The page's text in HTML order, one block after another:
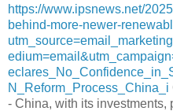
https://www.ipsnews.net/
behind-more-newer-
N_Reform_Process_China_i
- China, with its investments,